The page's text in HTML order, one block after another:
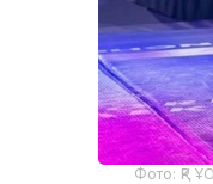
Фото: ҚР